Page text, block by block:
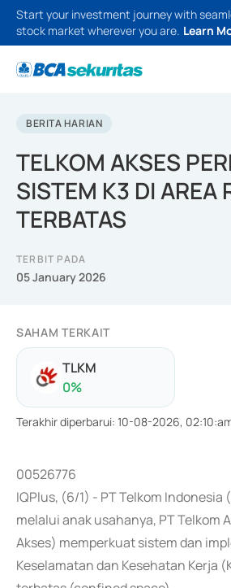
Start your investment journey with
stock market wherever you are. Learn
BERITA HARIAN
TELKOM AKSES
SISTEM K3 DI AREA
TERBATAS
TERBIT PADA
05 January 2026
SAHAM TERKAIT
TLKM
0%
Terakhir diperbarui: 10-08-2026,
00526776
IQPlus, (6/1) - PT Telkom Indonesia
melalui anak usahanya, PT Telkom
Akses) memperkuat sistem dan
Keselamatan dan Kesehatan Kerja